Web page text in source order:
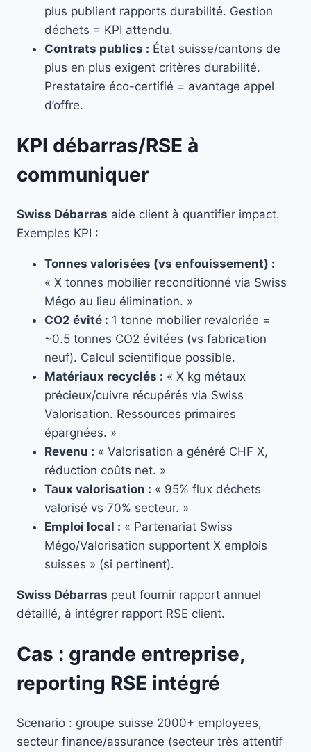
plus publient rapports durabilité. Gestion
déchets = KPI attendu.
Contrats publics : État suisse/cantons de
plus en plus exigent critères durabilité.
Prestataire éco-certifié = avantage appel
d’offre.
KPI débarras/RSE à
communiquer
Swiss Débarras aide client à quantifier impact.
Exemples KPI :
Tonnes valorisées (vs enfouissement) :
« X tonnes mobilier reconditionné via Swiss
Mégo au lieu élimination. »
CO2 évité : 1 tonne mobilier revaloriée =
~0.5 tonnes CO2 évitées (vs fabrication
neuf). Calcul scientifique possible.
Matériaux recyclés : « X kg métaux
précieux/cuivre récupérés via Swiss
Valorisation. Ressources primaires
épargnées. »
Revenu : « Valorisation a généré CHF X,
réduction coûts net. »
Taux valorisation : « 95% flux déchets
valorisé vs 70% secteur. »
Emploi local : « Partenariat Swiss
Mégo/Valorisation supportent X emplois
suisses » (si pertinent).
Swiss Débarras peut fournir rapport annuel
détaillé, à intégrer rapport RSE client.
Cas : grande entreprise,
reporting RSE intégré
Scenario : groupe suisse 2000+ employees,
secteur finance/assurance (secteur très attentif